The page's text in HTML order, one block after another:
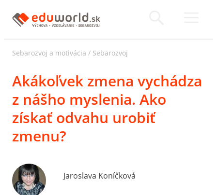
Sebarozvoj a motivácia / Sebarozvoj
Akákoľvek zmena vychádza
z nášho myslenia. Ako
získať odvahu urobiť
zmenu?
Jaroslava Koníčková